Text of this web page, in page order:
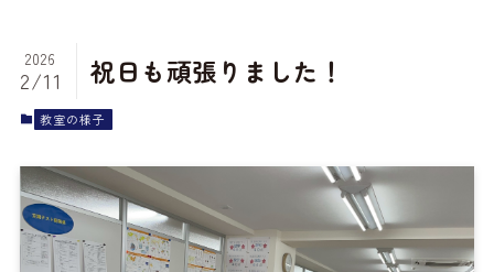
祝日も頑張りました！
2026
2/11
教室の様子